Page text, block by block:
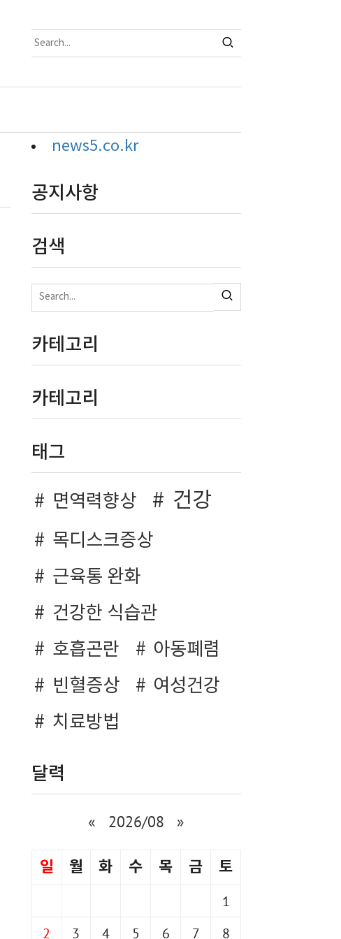
news5.co.kr
공지사항
검색
카테고리
카테고리
태그
면역력향상 건강
목디스크증상
근육통 완화
건강한 식습관
호흡곤란
아동폐렴
빈혈증상
여성건강
치료방법
달력
« 2026/08 »
일 월 화 수 목 금 토
1
2
3 4 5 6 7 8